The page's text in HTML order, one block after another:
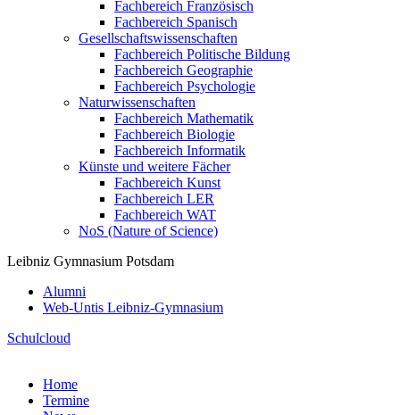
Fachbereich Französisch
Fachbereich Spanisch
Gesellschaftswissenschaften
Fachbereich Politische Bildung
Fachbereich Geographie
Fachbereich Psychologie
Naturwissenschaften
Fachbereich Mathematik
Fachbereich Biologie
Fachbereich Informatik
Künste und weitere Fächer
Fachbereich Kunst
Fachbereich LER
Fachbereich WAT
NoS (Nature of Science)
Leibniz Gymnasium Potsdam
Alumni
Web-Untis Leibniz-Gymnasium
Schulcloud
Home
Termine